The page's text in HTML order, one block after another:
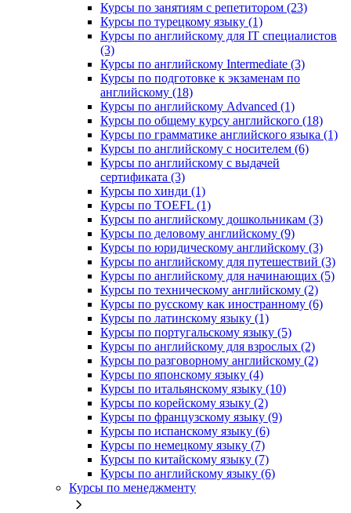
Курсы по занятиям с репетитором (23)
Курсы по турецкому языку (1)
Курсы по английскому для IT специалистов
(3)
Курсы по английскому Intermediate (3)
Курсы по подготовке к экзаменам по
английскому (18)
Курсы по английскому Advanced (1)
Курсы по общему курсу английского (18)
Курсы по грамматике английского языка (1)
Курсы по английскому с носителем (6)
Курсы по английскому с выдачей
сертификата (3)
Курсы по хинди (1)
Курсы по TOEFL (1)
Курсы по английскому дошкольникам (3)
Курсы по деловому английскому (9)
Курсы по юридическому английскому (3)
Курсы по английскому для путешествий (3)
Курсы по английскому для начинающих (5)
Курсы по техническому английскому (2)
Курсы по русскому как иностранному (6)
Курсы по латинскому языку (1)
Курсы по португальскому языку (5)
Курсы по английскому для взрослых (2)
Курсы по разговорному английскому (2)
Курсы по японскому языку (4)
Курсы по итальянскому языку (10)
Курсы по корейскому языку (2)
Курсы по французскому языку (9)
Курсы по испанскому языку (6)
Курсы по немецкому языку (7)
Курсы по китайскому языку (7)
Курсы по английскому языку (6)
Курсы по менеджменту